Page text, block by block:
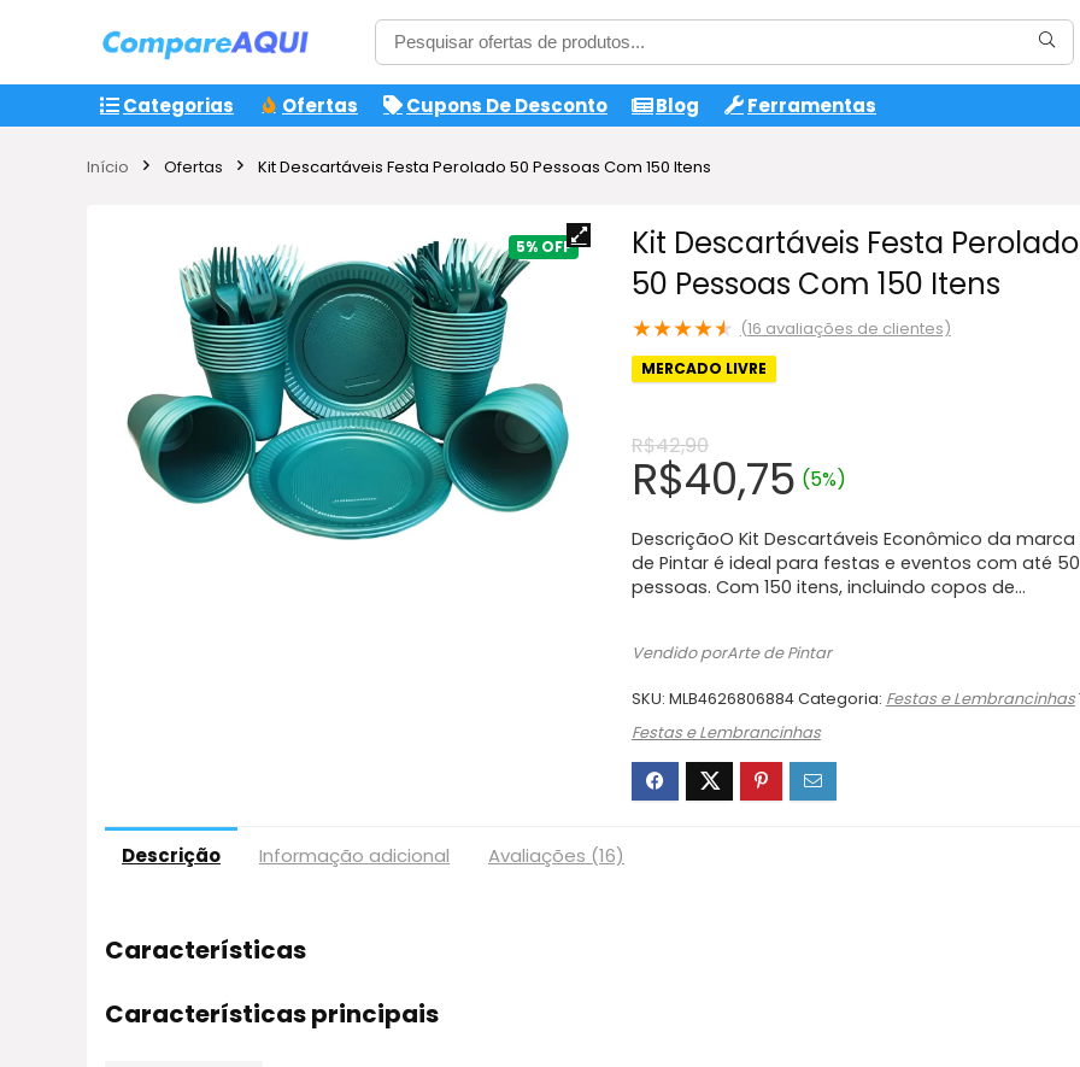
Categorias Ofertas Cupons De Desconto Blog Ferramentas
Início Ofertas Kit Descartáveis Festa Perolado 50 Pessoas Com 150 Itens
5%
Kit Descartáveis Festa Perolado
50 Pessoas Com 150 Itens
★★★★★ (16 avaliações de clientes)
MERCADO LIVRE
R$42,90
O
preço
original
era:
R$42,90.
R$40,75O
atual
é:
R$40,75.
(5%)
DescriçãoO Kit Descartáveis Econômico da marca
de Pintar é ideal para festas e eventos com até 50
pessoas. Com 150 itens, incluindo copos de…
Vendido porArte de Pintar
SKU: MLB4626806884Categoria: Festas e Lembrancinhas
Festas e Lembrancinhas
Descrição Informação adicional Avaliações (16)
Características
Características principais